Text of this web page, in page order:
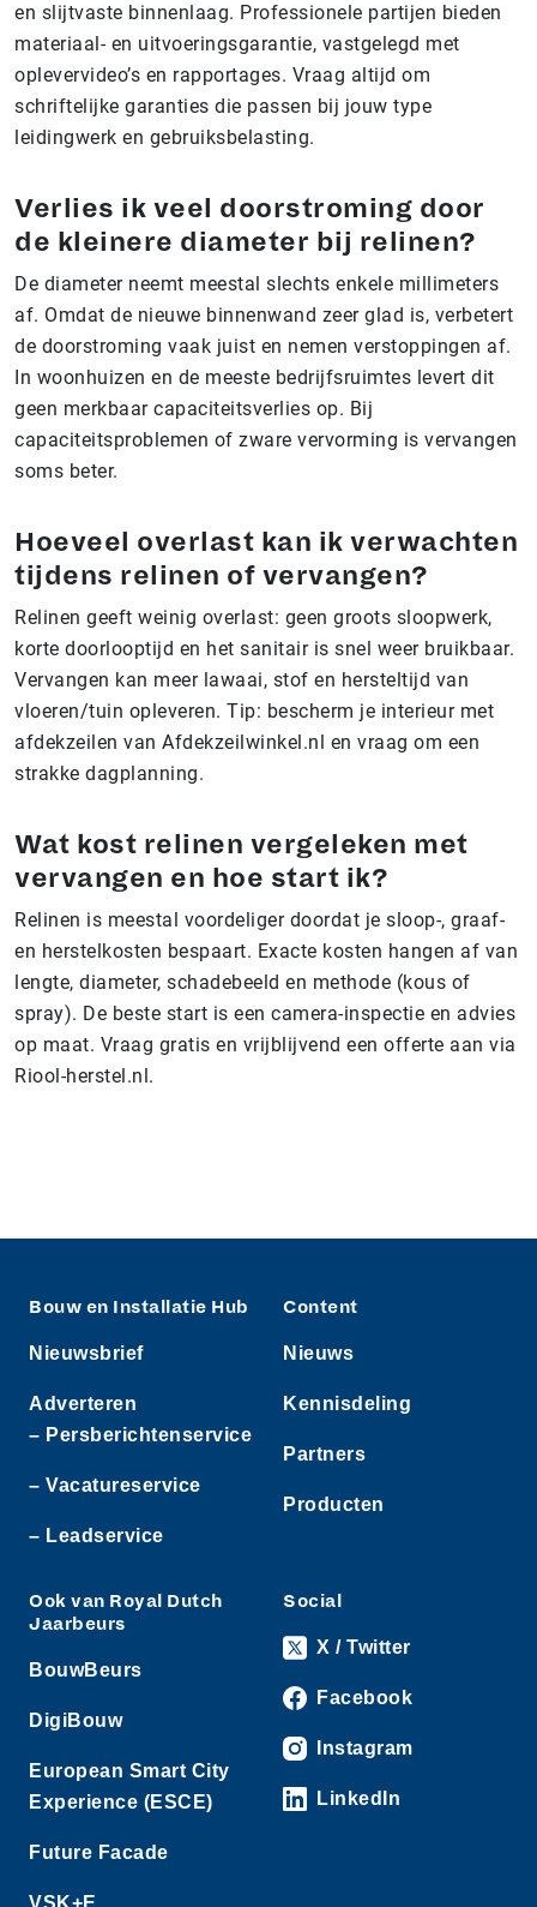
en slijtvaste binnenlaag. Professionele partijen bieden
materiaal- en uitvoeringsgarantie, vastgelegd met
oplevervideo’s en rapportages. Vraag altijd om
schriftelijke garanties die passen bij jouw type
leidingwerk en gebruiksbelasting.
Verlies ik veel doorstroming door
de kleinere diameter bij relinen?
De diameter neemt meestal slechts enkele millimeters
af. Omdat de nieuwe binnenwand zeer glad is, verbetert
de doorstroming vaak juist en nemen verstoppingen af.
In woonhuizen en de meeste bedrijfsruimtes levert dit
geen merkbaar capaciteitsverlies op. Bij
capaciteitsproblemen of zware vervorming is vervangen
soms beter.
Hoeveel overlast kan ik verwachten
tijdens relinen of vervangen?
Relinen geeft weinig overlast: geen groots sloopwerk,
korte doorlooptijd en het sanitair is snel weer bruikbaar.
Vervangen kan meer lawaai, stof en hersteltijd van
vloeren/tuin opleveren. Tip: bescherm je interieur met
afdekzeilen van Afdekzeilwinkel.nl en vraag om een
strakke dagplanning.
Wat kost relinen vergeleken met
vervangen en hoe start ik?
Relinen is meestal voordeliger doordat je sloop-, graaf-
en herstelkosten bespaart. Exacte kosten hangen af van
lengte, diameter, schadebeeld en methode (kous of
spray). De beste start is een camera-inspectie en advies
op maat. Vraag gratis en vrijblijvend een offerte aan via
Riool-herstel.nl.
Bouw en Installatie Hub
Nieuwsbrief
Adverteren
– Persberichtenservice
– Vacatureservice
– Leadservice
Content
Nieuws
Kennisdeling
Partners
Producten
Ook van Royal Dutch
Jaarbeurs
BouwBeurs
DigiBouw
European Smart City
Experience (ESCE)
Future Facade
VSK+E
Social
X / Twitter
Facebook
Instagram
LinkedIn